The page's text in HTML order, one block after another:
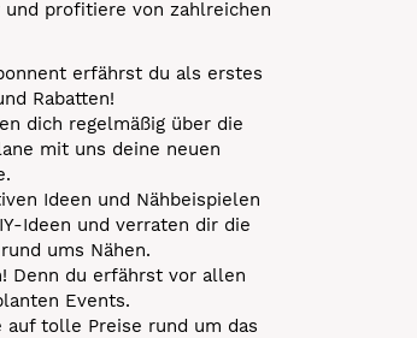
profitiere von zahlreichen
erfährst du als erstes
Rabatten!
dich regelmäßig über die
mit uns deine neuen
Ideen und Nähbeispielen
Ideen und verraten dir die
ums Nähen.
Denn du erfährst vor allen
Events.
auf tolle Preise rund um das